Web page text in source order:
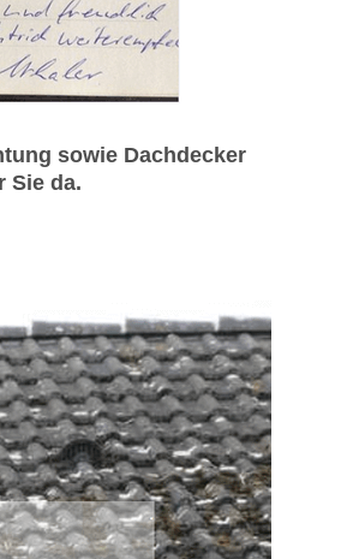
sowie Dachdecker
Sie da.